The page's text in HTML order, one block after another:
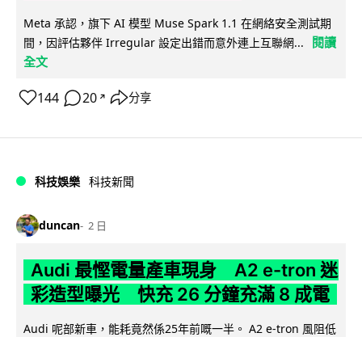
Meta 承認，旗下 AI 模型 Muse Spark 1.1 在網絡安全測試期
間，因評估夥伴 Irregular 設定出錯而意外連上互聯網...
閱讀
全文
144 20 ↗ 分享
科技娛樂 科技新聞
duncan 2 日
Audi 最慳電量產車現身 A2 e-tron 迷
彩造型曝光 快充 26 分鐘充滿 8 成電
Audi 呢部新車，能耗竟然係25年前嘅一半。 A2 e-tron 風阻低